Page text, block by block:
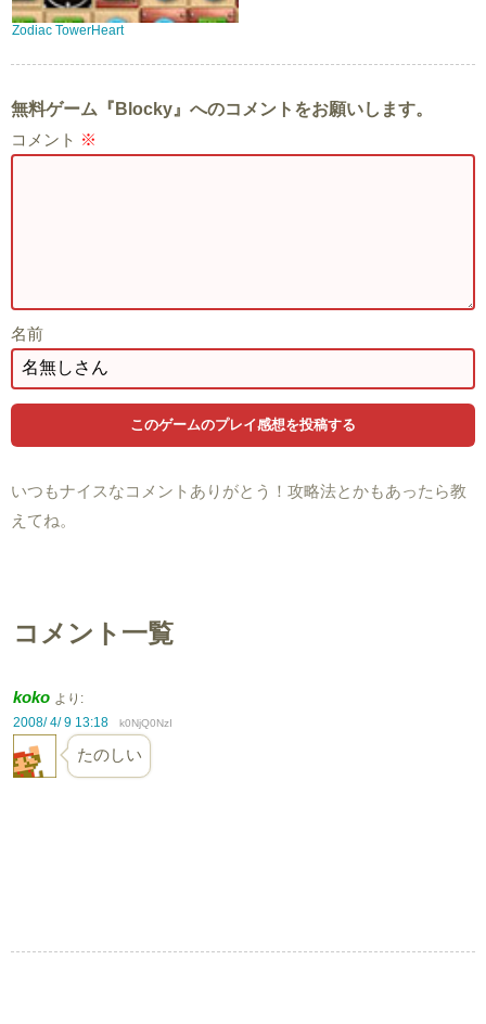
Zodiac TowerHeart
無料ゲーム『Blocky』へのコメントをお願いします。
コメント ※
名前
いつもナイスなコメントありがとう！攻略法とかもあったら教
えてね。
コメント一覧
koko より:
2008/ 4/ 9 13:18
k0NjQ0NzI
たのしい